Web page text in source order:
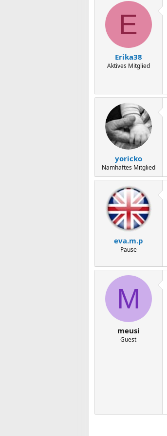
E
Erika38
Aktives Mitglied
yoricko
Namhaftes Mitglied
eva.m.p
Pause
M
meusi
Guest